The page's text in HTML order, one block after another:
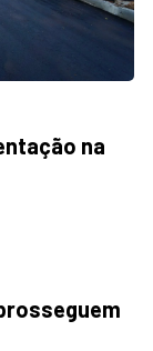
na